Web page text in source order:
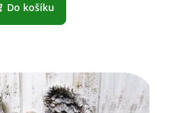
Do košíku